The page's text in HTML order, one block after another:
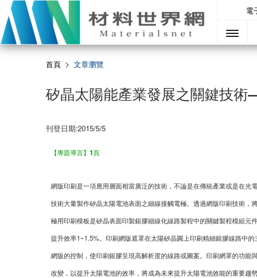
電
首頁 文章瀏覽
矽晶太陽能產業發展之關鍵技
刊登日期:2015/5/5
【專題導言】1頁
網版印刷是一項應用層面相當廣泛的技術，不論是在傳統產業或是在
技術大量製作矽晶太陽電池表面之細線接觸電極。透過網版印刷技術
極用印刷模板是矽晶表面印製銀膠細線化線路製程中的關鍵製程模組
提升效率1~1.5%。印刷網版遮罩在太陽矽晶圓上印刷精細銀膠線路中
網版的控制，使印刷銀膠呈現高解析度的線路或圖案。印刷網罩的功
改變，以提升太陽電池的效率，將成為未來提升太陽電池效能的重要